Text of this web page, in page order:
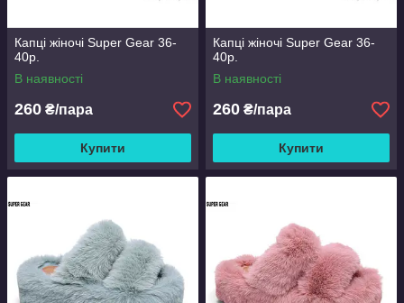
Капці жіночі Super Gear 36-
40р.
В наявності
260 ₴/пара
Купити
Капці жіночі Super Gear 36-
40р.
В наявності
260 ₴/пара
Купити